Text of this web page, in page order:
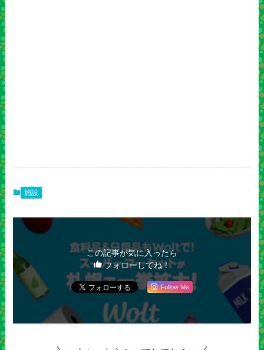
施設
この記事が気に入ったら
フォローしてね！
Follow Me